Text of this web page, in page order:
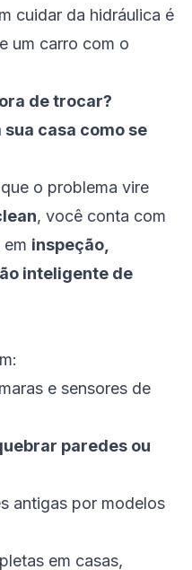
cuidar da hidráulica é
um carro com o
de trocar?
casa como se
o problema vire
, você conta com
inspeção,
inteligente de
e sensores de
paredes ou
antigas por modelos
em casas,